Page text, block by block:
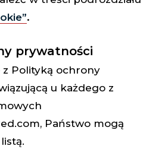
.
prywatności
z Polityką ochrony
u każdego z
, Państwo mogą